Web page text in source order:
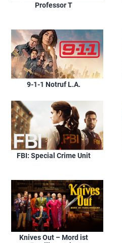
Professor T
9-1-1 Notruf L.A.
FBI: Special Crime Unit
Knives Out – Mord ist